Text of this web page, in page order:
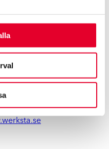
därför bli oerhört roligt för
att bygga en nordisk
622 92 00